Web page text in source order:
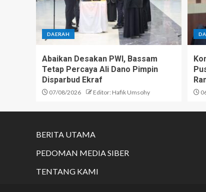
DAERAH
Abaikan Desakan PWI, Bassam
Tetap Percaya Ali Dano Pimpin
Disparbud Ekraf
07/08/2026 Editor: Hafik Umsohy
BERITA UTAMA
PEDOMAN MEDIA SIBER
TENTANG KAMI